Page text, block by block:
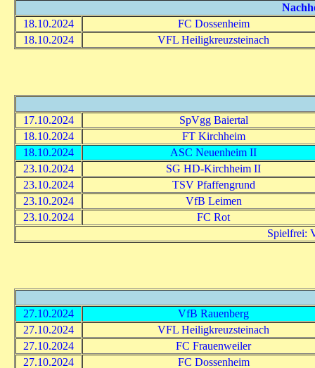
18.10.2024
FC Dossenheim
18.10.2024
VFL Heiligkreuzsteinach
17.10.2024
SpVgg Baiertal
18.10.2024
FT Kirchheim
18.10.2024
ASC Neuenheim II
23.10.2024
SG HD-Kirchheim II
23.10.2024
TSV Pfaffengrund
23.10.2024
VfB Leimen
23.10.2024
FC Rot
Spielfrei:
27.10.2024
VfB Rauenberg
27.10.2024
VFL Heiligkreuzsteinach
27.10.2024
FC Frauenweiler
27.10.2024
FC Dossenheim